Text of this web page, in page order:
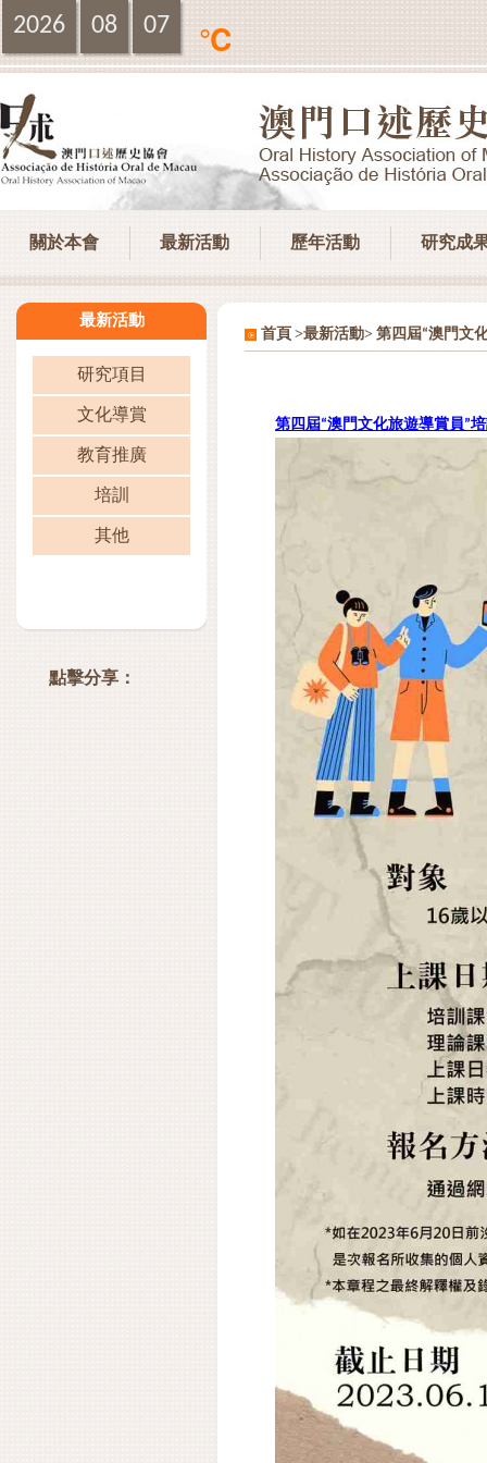
2026 08 07
℃
關於本會 最新活動 歷年活動 研究成
最新活動
研究項目
文化導賞
教育推廣
培訓
其他
點擊分享：
首頁 >最新活動> 第四屆“澳門文
第四屆“澳門文化旅遊導賞員”